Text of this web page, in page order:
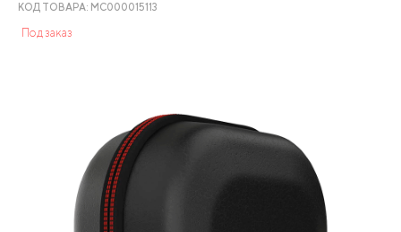
КОД ТОВАРА: МС000015113
Под заказ